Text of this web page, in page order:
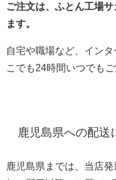
ご注文は、ふとん工場
ます。
自宅や職場など、イン
こでも24時間いつでも
鹿児島県への配送
鹿児島県までは、当店発